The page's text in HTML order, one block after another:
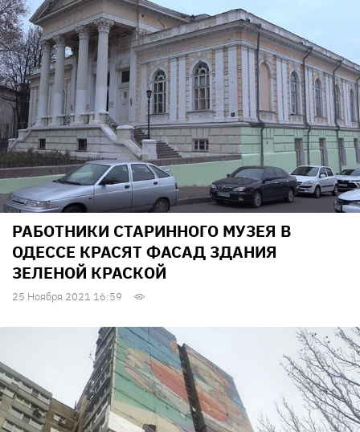
РАБОТНИКИ СТАРИННОГО МУЗЕЯ В
ОДЕССЕ КРАСЯТ ФАСАД ЗДАНИЯ
ЗЕЛЕНОЙ КРАСКОЙ
25 Ноября 2021 16:59